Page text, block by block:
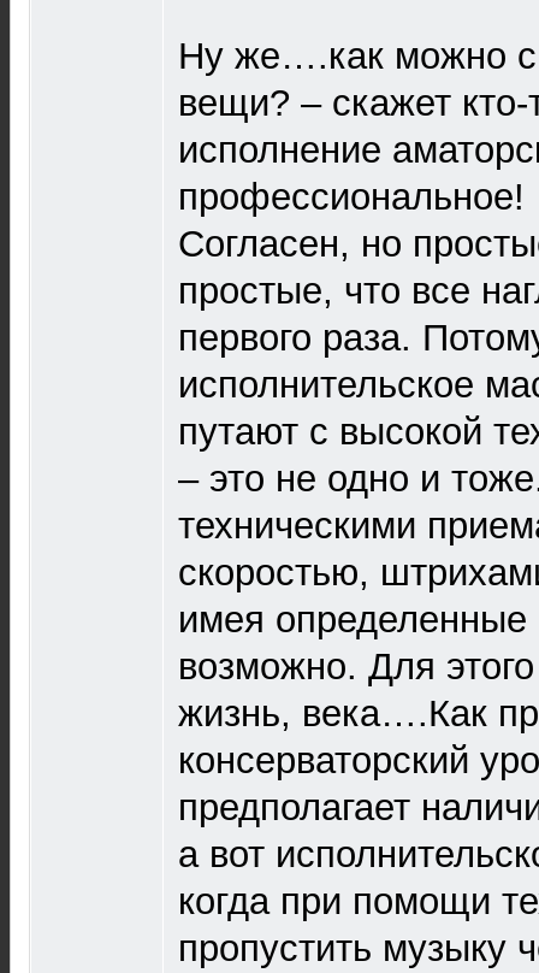
Ну же….как можно
вещи? – скажет
исполнение
профессиональное!
Согласен, но
простые, что все
первого раза.
исполнительское
путают с высокой
– это не одно и
техническими
скоростью,
имея определенные
возможно. Для
жизнь, века….Как
консерваторский
предполагает
а вот
когда при помощи
пропустить музыку